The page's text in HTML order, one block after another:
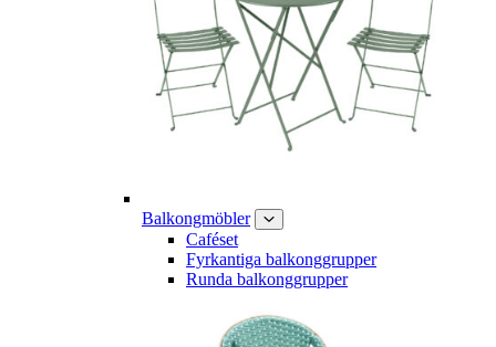
Balkongmöbler
Caféset
Fyrkantiga balkonggrupper
Runda balkonggrupper